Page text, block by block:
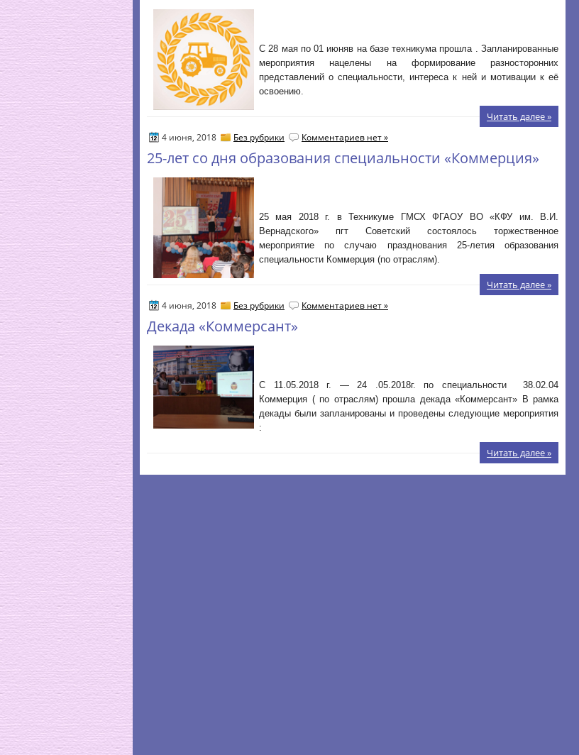
С 28 мая по 01 июняв на базе техникума прошла . Запланированные
мероприятия нацелены на формирование разносторонних
представлений о специальности, интереса к ней и мотивации к её
освоению.
Читать далее »
4 июня, 2018 Без рубрики Комментариев нет »
25-лет со дня образования специальности «Коммерция»
25 мая 2018 г. в Техникуме ГМСХ ФГАОУ ВО «КФУ им. В.И.
Вернадского» пгт Советский состоялось торжественное
мероприятие по случаю празднования 25-летия образования
специальности Коммерция (по отраслям).
Читать далее »
4 июня, 2018 Без рубрики Комментариев нет »
Декада «Коммерсант»
С 11.05.2018 г. — 24 .05.2018г. по специальности 38.02.04
Коммерция ( по отраслям) прошла декада «Коммерсант» В рамка
декады были запланированы и проведены следующие мероприятия
:
Читать далее »